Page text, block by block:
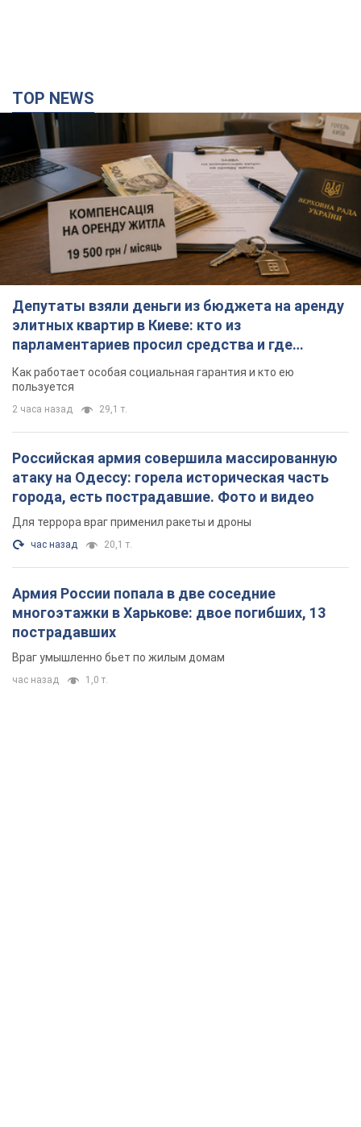
Депутаты взяли деньги из бюджета на аренду
элитных квартир в Киеве: кто из
парламентариев просил средства и где
поселился
Как работает особая социальная гарантия и кто ею
пользуется
2 часа назад 29,1 т.
Российская армия совершила массированную
атаку на Одессу: горела историческая часть
города, есть пострадавшие. Фото и видео
час назад
Армия России попала в две соседние
многоэтажки в Харькове: двое погибших, 13
пострадавших
Враг умышленно бьет по жилым домам
час назад 1,0 т.